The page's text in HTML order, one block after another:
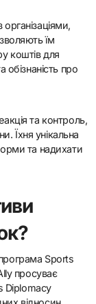
сприяє
медіа для
особистими
громадські
на
їм
коштів для
про
та контроль,
Їхня унікальна